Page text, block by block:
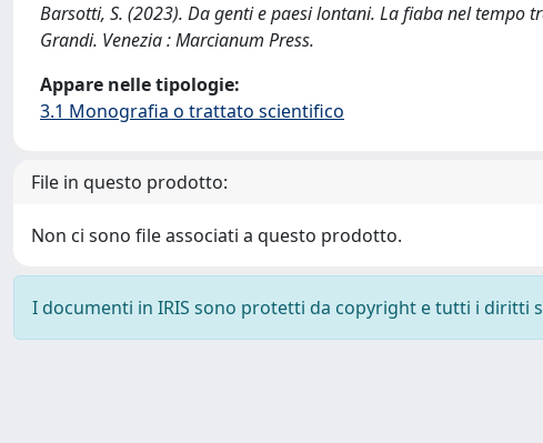
Barsotti, S. (2023). Da genti e paesi lontani. La fiaba nel tempo
Grandi. Venezia : Marcianum Press.
Appare nelle tipologie:
3.1 Monografia o trattato scientifico
File in questo prodotto:
Non ci sono file associati a questo prodotto.
I documenti in IRIS sono protetti da copyright e tutti i diritti